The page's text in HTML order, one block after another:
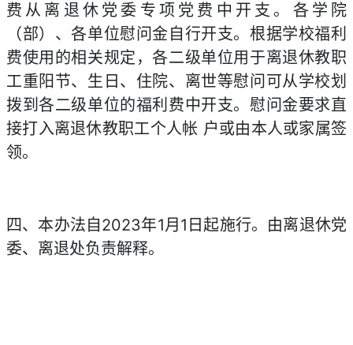
费从离退休党委专项党费中开支。各学院
（部）、各单位慰问金自行开支。根据学校福利
费使用的相关规定，各二级单位用于离退休教职
工重阳节、生日、住院、离世等慰问可从学校划
拨到各二级单位的福利费中开支。慰问金要求直
接打入离退休教职工个人帐 户或由本人或家属签
领。
四、本办法自2023年1月1日起施行。由离退休党
委、离退处负责解释。